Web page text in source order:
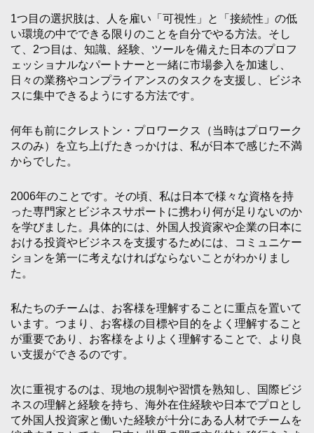
1つ目の選択肢は、人を雇い「可視性」と「接続性」の低
い環境の中でできる限りのことを自分でやる方法。そし
て、2つ目は、知識、経験、ツールを備えた日本のプロフ
ェッショナルなパートナーと一緒に市場参入を加速し、
日々の業務やコンプライアンスのタスクを支援し、ビジネ
スに集中できるようにする方法です。
何年も前にクレストン・プロワークス（当時はプロワーク
スのみ）を立ち上げたきっかけは、私が日本で感じた不満
からでした。
2006年のことです。その頃、私は日本で様々な資格を持
った専門家とビジネスサポートに携わり何が足りないのか
を学びました。具体的には、外国人投資家や企業の日本に
おける投資やビジネスを支援するためには、コミュニケー
ションを第一に考えなければならないことがわかりまし
た。
私たちのチームは、お客様を理解することに重点を置いて
います。つまり、お客様の目標や目的をよく理解すること
が重要であり、お客様をよりよく理解することで、より良
い支援ができるのです。
次に重視するのは、現地の規制や習慣を熟知し、国際ビジ
ネスの理解と経験を持ち、海外在住経験や日本でプロとし
て外国人投資家と働いた経験が十分にある人材でチームを